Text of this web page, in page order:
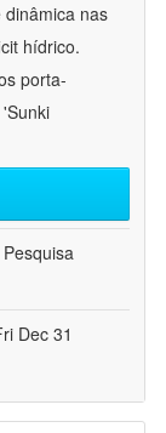
nas
hídrico.
porta-
Dec 31